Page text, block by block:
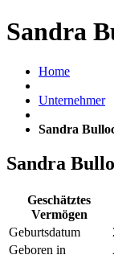
Sandra
Home
Unternehmer
Sandra
Sandra
Geschätztes
Vermögen
Geburtsdatum
Geboren in